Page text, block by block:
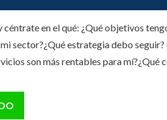
céntrate en el qué: ¿Qué objetivos
sector?¿Qué estrategia debo
son más rentables para